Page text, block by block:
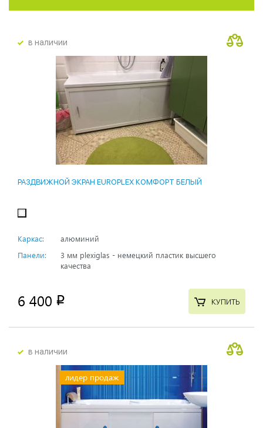
в наличии
РАЗДВИЖНОЙ ЭКРАН EUROPLEX КОМФОРТ БЕЛЫЙ
Каркас:
алюминий
Панели:
3 мм plexiglas - немецкий пластик высшего
качества
6 400 p КУПИТЬ
в наличии
лидер продаж